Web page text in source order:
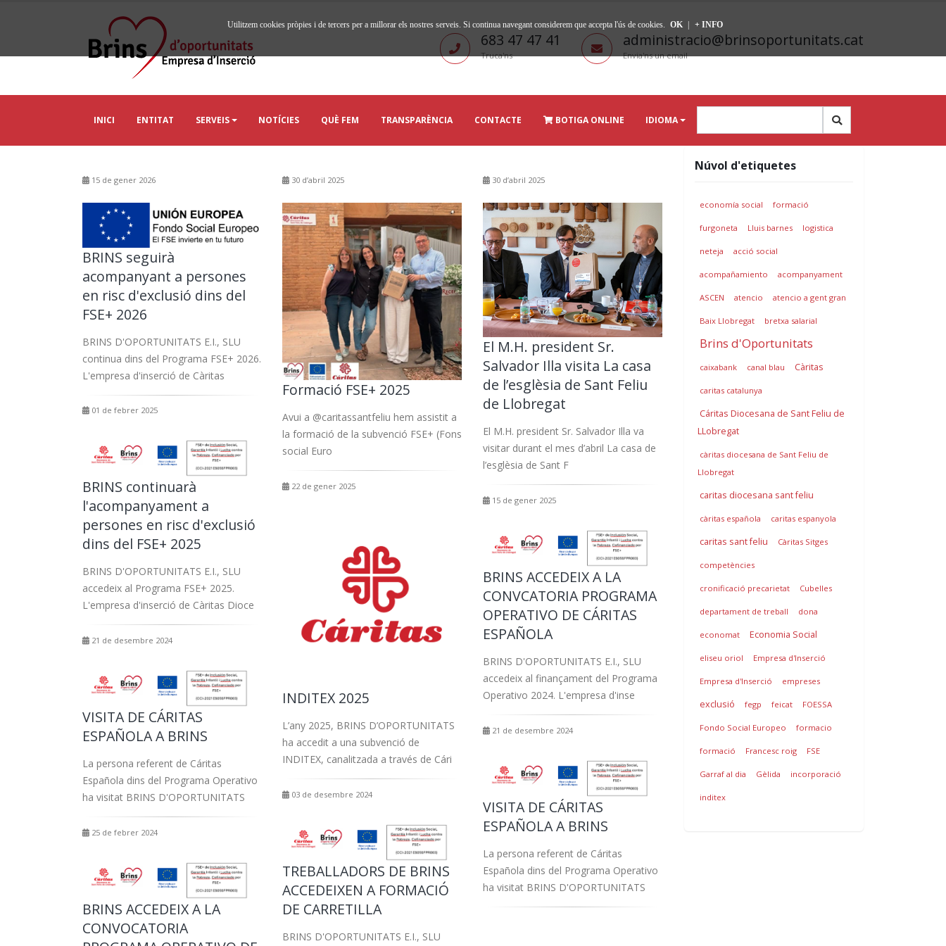
683 47 47 41
Truca'ns
administracio@brinsoportunitats.cat
Envia'ns un email
INICI ENTITAT SERVEIS NOTÍCIES QUÈ FEM TRANSPARÈNCIA CONTACTE BOTIGA ONLINE IDIOMA
15 de gener 2026
BRINS seguirà
acompanyant a persones
en risc d'exclusió dins del
FSE+ 2026
BRINS D'OPORTUNITATS E.I., SLU
continua dins del Programa FSE+ 2026.
L'empresa d'inserció de Càritas
30 d’abril 2025
Formació FSE+ 2025
Avui a @caritassantfeliu hem assistit a
la formació de la subvenció FSE+ (Fons
social Euro
30 d’abril 2025
El M.H. president Sr.
Salvador Illa visita La casa
de l’esglèsia de Sant Feliu
de Llobregat
El M.H. president Sr. Salvador Illa va
visitar durant el mes d’abril La casa de
l’esglèsia de Sant F
01 de febrer 2025
BRINS continuarà
l'acompanyament a
persones en risc d'exclusió
dins del FSE+ 2025
BRINS D'OPORTUNITATS E.I., SLU
accedeix al Programa FSE+ 2025.
L'empresa d'inserció de Càritas Dioce
22 de gener 2025
INDITEX 2025
L’any 2025, BRINS D’OPORTUNITATS
ha accedit a una subvenció de
INDITEX, canalitzada a través de Cári
15 de gener 2025
BRINS ACCEDEIX A LA
CONVCATORIA PROGRAMA
OPERATIVO DE CÁRITAS
ESPAÑOLA
BRINS D'OPORTUNITATS E.I., SLU
accedeix al finançament del Programa
Operativo 2024. L'empresa d'inse
21 de desembre 2024
VISITA DE CÁRITAS
ESPAÑOLA A BRINS
La persona referent de Cáritas
Española dins del Programa Operativo
ha visitat BRINS D'OPORTUNITATS
21 de desembre 2024
VISITA DE CÁRITAS
ESPAÑOLA A BRINS
La persona referent de Cáritas
Española dins del Programa Operativo
ha visitat BRINS D'OPORTUNITATS
03 de desembre 2024
TREBALLADORS DE BRINS
ACCEDEIXEN A FORMACIÓ
DE CARRETILLA
BRINS D'OPORTUNITATS E.I., SLU
25 de febrer 2024
BRINS ACCEDEIX A LA
CONVOCATORIA
Núvol d'etiquetes
economía social formació
furgoneta Lluis barnes logistica
neteja acció social
acompañamiento acompanyament
ASCEN atencio atencio a gent gran
Baix Llobregat bretxa salarial
Brins d'Oportunitats
caixabank canal blau Càritas
caritas catalunya
Cáritas Diocesana de Sant Feliu de
LLobregat
càritas diocesana de Sant Feliu de
Llobregat
caritas diocesana sant feliu
càritas española caritas espanyola
caritas sant feliu Càritas Sitges
competències
cronificació precarietat Cubelles
departament de treball dona
economat Economia Social
eliseu oriol Empresa d'Inserció
Empresa d'Inserció empreses
exclusió fegp feicat FOESSA
Fondo Social Europeo formacio
formació Francesc roig FSE
Garraf al dia Gèlida incorporació
inditex
Utilitzem cookies pròpies i de tercers per a millorar els nostres serveis. Si continua navegant considerem que accepta l'ús de cookies. OK + INFO